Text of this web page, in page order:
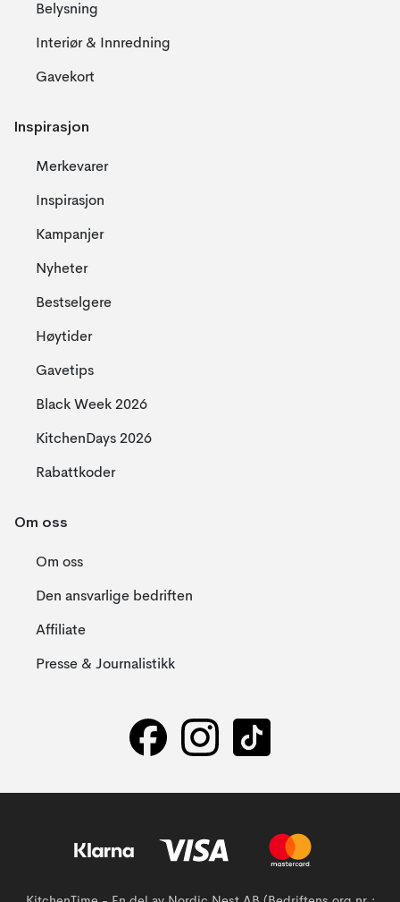
Belysning
Interiør & Innredning
Gavekort
Inspirasjon
Merkevarer
Inspirasjon
Kampanjer
Nyheter
Bestselgere
Høytider
Gavetips
Black Week 2026
KitchenDays 2026
Rabattkoder
Om oss
Om oss
Den ansvarlige bedriften
Affiliate
Presse & Journalistikk